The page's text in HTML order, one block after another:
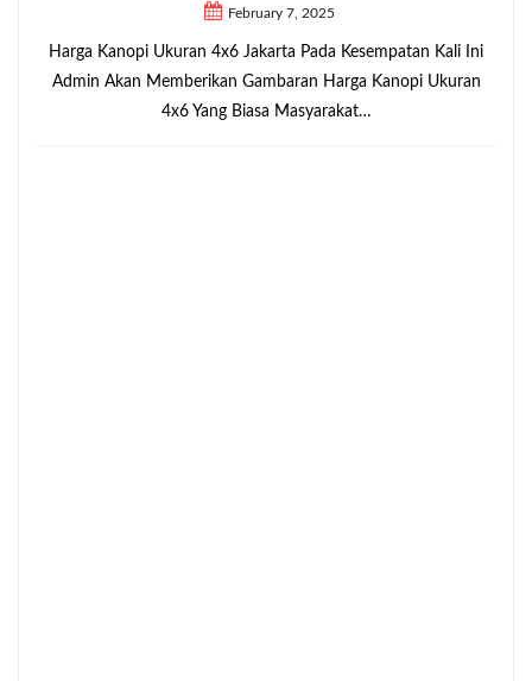
February 7, 2025
Harga Kanopi Ukuran 4x6 Jakarta Pada Kesempatan Kali Ini
Admin Akan Memberikan Gambaran Harga Kanopi Ukuran
4x6 Yang Biasa Masyarakat…